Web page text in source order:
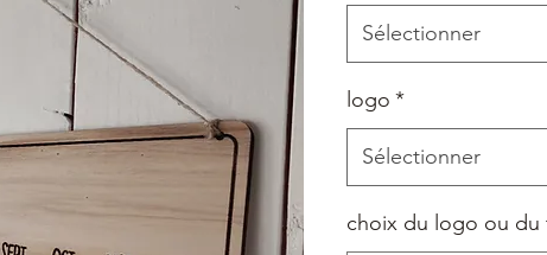
Sélectionner
logo *
Sélectionner
choix du logo ou du